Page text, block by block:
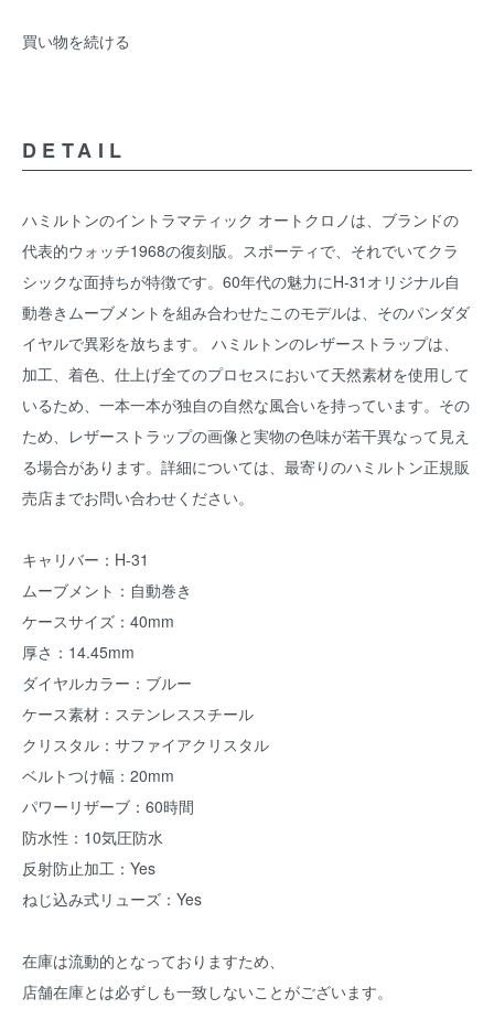
買い物を続ける
DETAIL
ハミルトンのイントラマティック オートクロノは、ブランドの
代表的ウォッチ1968の復刻版。スポーティで、それでいてクラ
シックな面持ちが特徴です。60年代の魅力にH-31オリジナル自
動巻きムーブメントを組み合わせたこのモデルは、そのパンダダ
イヤルで異彩を放ちます。 ハミルトンのレザーストラップは、
加工、着色、仕上げ全てのプロセスにおいて天然素材を使用して
いるため、一本一本が独自の自然な風合いを持っています。その
ため、レザーストラップの画像と実物の色味が若干異なって見え
る場合があります。詳細については、最寄りのハミルトン正規販
売店までお問い合わせください。
キャリバー：H-31
ムーブメント：自動巻き
ケースサイズ：40mm
厚さ：14.45mm
ダイヤルカラー：ブルー
ケース素材：ステンレススチール
クリスタル：サファイアクリスタル
ベルトつけ幅：20mm
パワーリザーブ：60時間
防水性：10気圧防水
反射防止加工：Yes
ねじ込み式リューズ：Yes
在庫は流動的となっておりますため、
店舗在庫とは必ずしも一致しないことがございます。